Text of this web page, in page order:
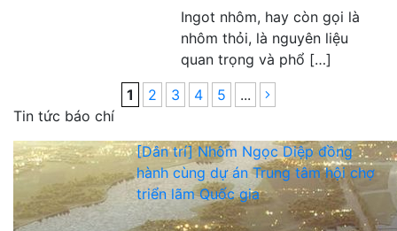
Ingot nhôm, hay còn gọi là
nhôm thỏi, là nguyên liệu
quan trọng và phổ […]
1
2 3 4 5
...
Tin tức báo chí
[Dân trí] Nhôm Ngọc Diệp đồng
hành cùng dự án Trung tâm hội chợ
triển lãm Quốc gia